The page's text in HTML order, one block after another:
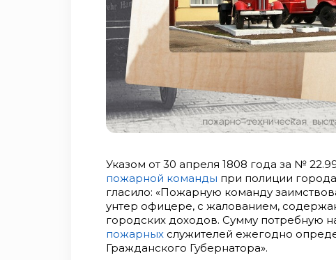
Указом от 30 апреля 1808 года за №
пожарной команды при полиции
гласило: «Пожарную команду
унтер офицере, с жалованием,
городских доходов. Сумму потребную
пожарных служителей ежегодно
Гражданского Губернатора».